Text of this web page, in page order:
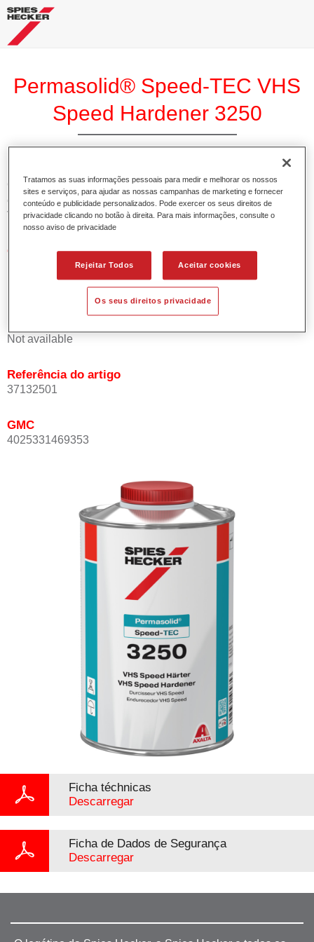
Permasolid® Speed-TEC VHS
Speed Hardener 3250
O Permasolid Speed-TEC Endurecedor VHS Rápido 3250
é um endurecedor especial para o Permasolid Speed-TEC
Verniz Rápido HS 8800.
Características do produto
Adequado para temperaturas normais ao ar ou com
secagem forçada.
Not available
Referência do artigo
37132501
GMC
4025331469353
Ficha téchnicas
Descarregar
Ficha de Dados de Segurança
Descarregar
Tratamos as suas informações pessoais para medir e melhorar os nossos
sites e serviços, para ajudar as nossas campanhas de marketing e fornecer
conteúdo e publicidade personalizados. Pode exercer os seus direitos de
privacidade clicando no botão à direita. Para mais informações, consulte o
nosso aviso de privacidade
Rejeitar Todos Aceitar cookies
Os seus direitos privacidade